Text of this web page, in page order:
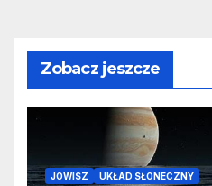
Zobacz jeszcze
JOWISZ UKŁAD SŁONECZNY